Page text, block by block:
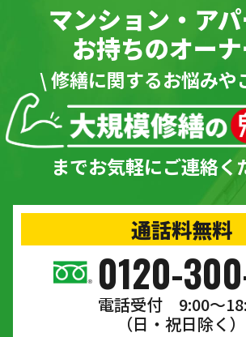
マンション・ア
お持ちのオー
\ 修繕に関するお悩みや
までお気軽にご連絡く
通話料無料
0120-
電話受付 9:00〜
（日・祝日除く）